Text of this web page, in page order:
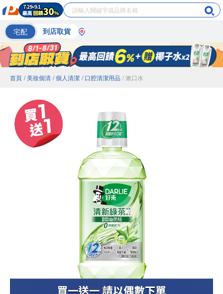
宅配 到店取貨
首頁 / 美妝個清 / 個人清潔 / 口腔清潔用品 / 漱口水